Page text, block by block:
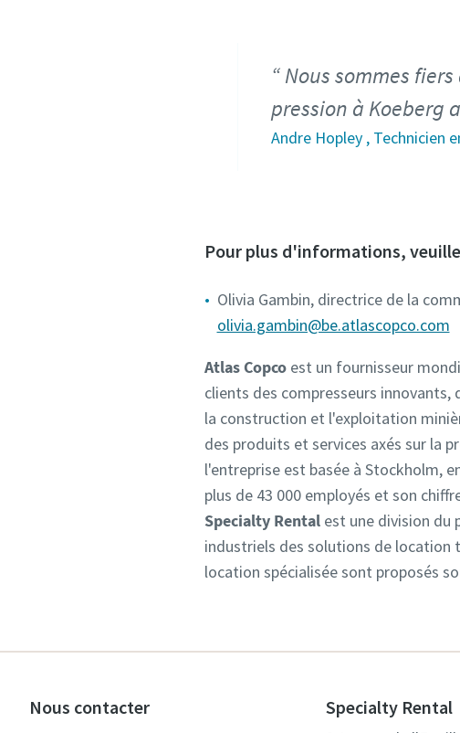
Nous sommes
pression à Koeberg
Andre Hopley , Technicien
Pour plus d'informations,
Olivia Gambin, directrice de la
olivia.gambin@be.atlascopco.com
Atlas Copco est un fournisseur
clients des compresseurs
la construction et l'exploitation
des produits et services axés sur la
l'entreprise est basée à Stockholm,
plus de 43 000 employés et son
Specialty Rental est une division du
industriels des solutions de location
location spécialisée sont proposés
Nous contacter Specialty Rental